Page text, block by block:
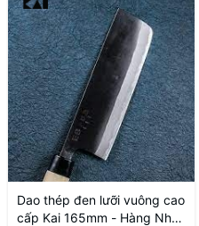
Dao thép đen lưỡi vuông cao
cấp Kai 165mm - Hàng Nhật